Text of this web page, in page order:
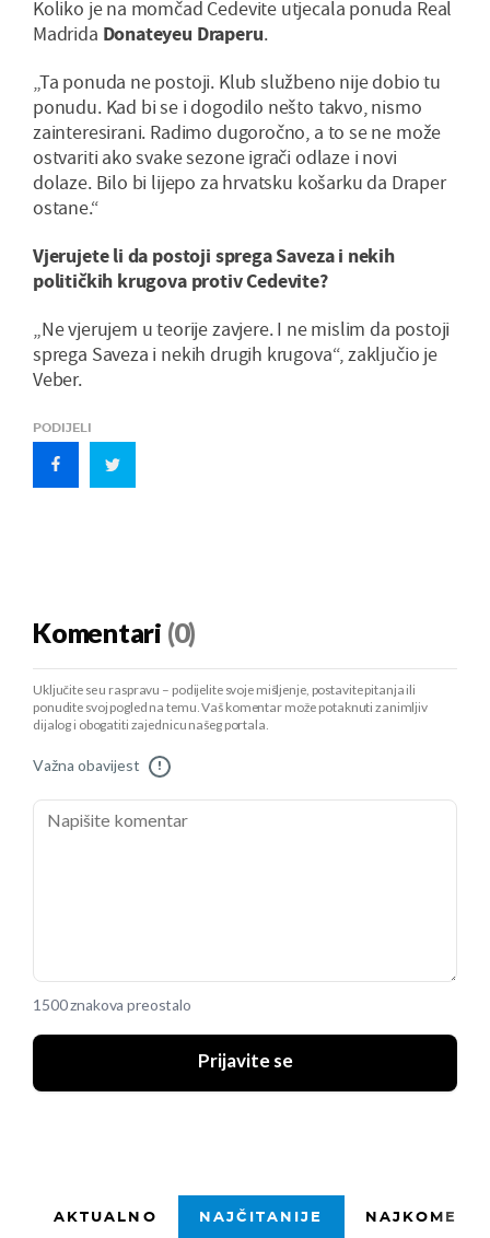
Koliko je na momčad Cedevite utjecala ponuda Real
Madrida Donateyeu Draperu.
„Ta ponuda ne postoji. Klub službeno nije dobio tu
ponudu. Kad bi se i dogodilo nešto takvo, nismo
zainteresirani. Radimo dugoročno, a to se ne može
ostvariti ako svake sezone igrači odlaze i novi
dolaze. Bilo bi lijepo za hrvatsku košarku da Draper
ostane.“
Vjerujete li da postoji sprega Saveza i nekih
političkih krugova protiv Cedevite?
„Ne vjerujem u teorije zavjere. I ne mislim da postoji
sprega Saveza i nekih drugih krugova“, zaključio je
Veber.
PODIJELI
Komentari (0)
Uključite se u raspravu – podijelite svoje mišljenje, postavite pitanja ili
ponudite svoj pogled na temu. Vaš komentar može potaknuti zanimljiv
dijalog i obogatiti zajednicu našeg portala.
Važna obavijest !
1500 znakova preostalo
Prijavite se
AKTUALNO NAJČITANIJE